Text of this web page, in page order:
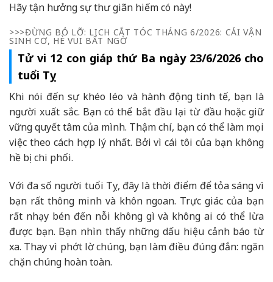
Hãy tận hưởng sự thư giãn hiếm có này!
>>>ĐỪNG BỎ LỠ: LỊCH CẮT TÓC THÁNG 6/2026: CẢI VẬN
SINH CƠ, HÈ VUI BẤT NGỜ
Tử vi 12 con giáp thứ Ba ngày 23/6/2026 cho
tuổi Tỵ
Khi nói đến sự khéo léo và hành động tinh tế, bạn là
người xuất sắc. Bạn có thể bắt đầu lại từ đầu hoặc giữ
vững quyết tâm của mình. Thậm chí, bạn có thể làm mọi
việc theo cách hợp lý nhất. Bởi vì cái tôi của bạn không
hề bị chi phối.
Với đa số người tuổi Tỵ, đây là thời điểm để tỏa sáng vì
bạn rất thông minh và khôn ngoan. Trực giác của bạn
rất nhạy bén đến nỗi không gì và không ai có thể lừa
được bạn. Bạn nhìn thấy những dấu hiệu cảnh báo từ
xa. Thay vì phớt lờ chúng, bạn làm điều đúng đắn: ngăn
chặn chúng hoàn toàn.